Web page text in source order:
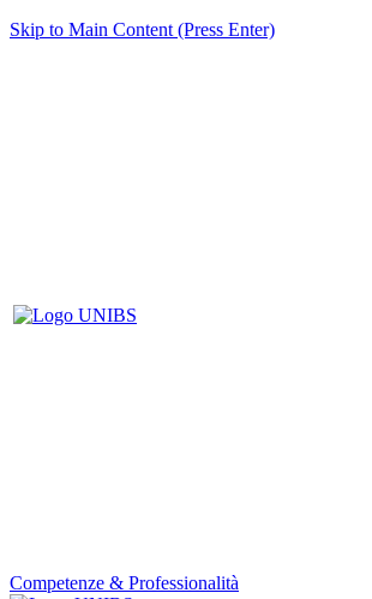
Skip to Main Content (Press Enter)
Competenze & Professionalità